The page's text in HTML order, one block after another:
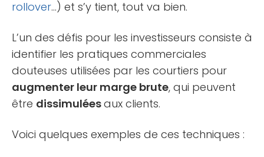
rollover…) et s’y tient, tout va bien.
L’un des défis pour les investisseurs consiste à
identifier les pratiques commerciales
douteuses utilisées par les courtiers pour
augmenter leur marge brute, qui peuvent
être dissimuléesaux clients.
Voici quelques exemples de ces techniques :